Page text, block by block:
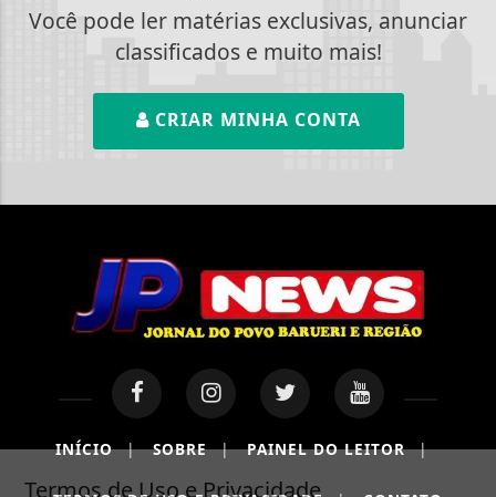
Você pode ler matérias exclusivas, anunciar
classificados e muito mais!
CRIAR MINHA CONTA
INÍCIO | SOBRE | PAINEL DO LEITOR |
Termos de Uso e Privacidade